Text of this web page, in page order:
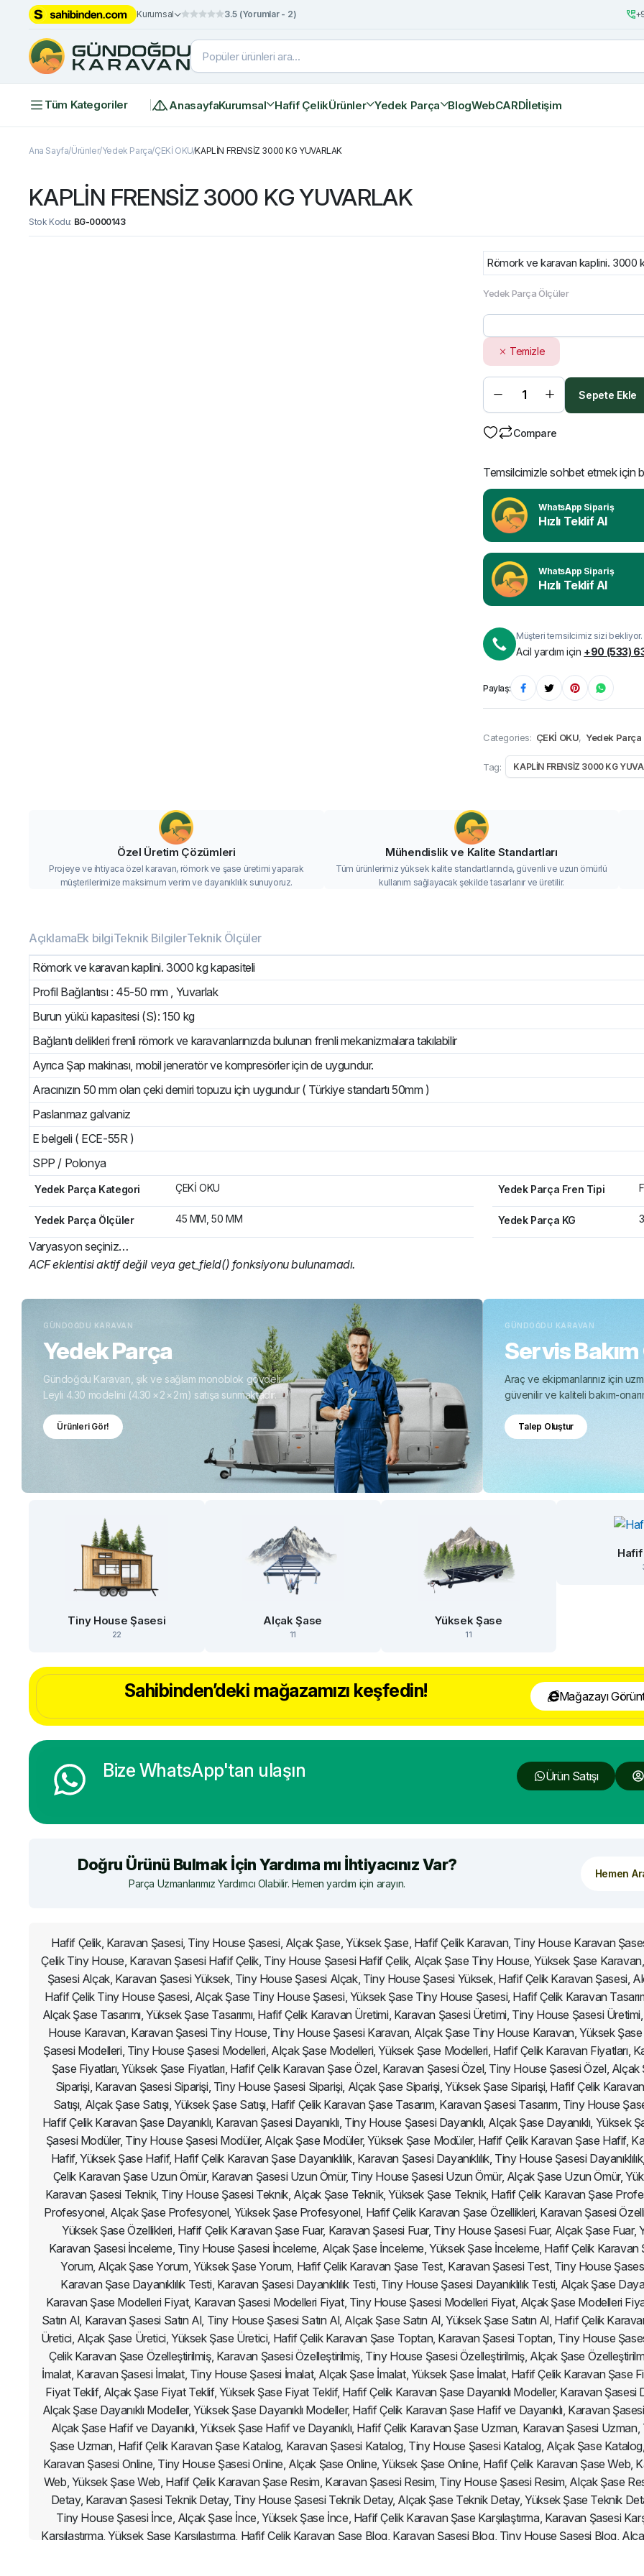
Kurumsal 3.5 (Yorumlar - 2)
Tüm Kategoriler AnasayfaKurumsal Hafif ÇelikÜrünler Yedek Parça BlogWebCARDİletişim
Ana Sayfa Ürünler Yedek Parça ÇEKİ OKU KAPLİN FRENSİZ 3000 KG YUVARLAK
KAPLİN FRENSİZ 3000 KG YUVARLAK
Stok Kodu: BG-0000143
Römork ve karavan kaplini. 3000
Yedek Parça Ölçüler
Temizle
Sepete Ekle
Compare
Temsilcimizle sohbet etmek için
WhatsApp Sipariş
Hızlı Teklif Al
WhatsApp Sipariş
Hızlı Teklif Al
Müşteri temsilcimiz sizi bekliyor.
Acil yardım için +90 (533)
Paylaş:
Categories: ÇEKİ OKU, Yedek Parça
Tag: KAPLİN FRENSİZ 3000 KG
Özel Üretim Çözümleri
Projeye ve ihtiyaca özel karavan, römork ve şase üretimi yaparak
müşterilerimize maksimum verim ve dayanıklılık sunuyoruz.
Mühendislik ve Kalite Standartları
Tüm ürünlerimiz yüksek kalite standartlarında, güvenli ve uzun ömürlü
kullanım sağlayacak şekilde tasarlanır ve üretilir.
AçıklamaEk bilgiTeknik BilgilerTeknik Ölçüler
Römork ve karavan kaplini. 3000 kg kapasiteli
Profil Bağlantısı : 45-50 mm , Yuvarlak
Burun yükü kapasitesi (S): 150 kg
Bağlantı delikleri frenli römork ve karavanlarınızda bulunan frenli mekanizmalara takılabilir
Ayrıca Şap makinası, mobil jeneratör ve kompresörler için de uygundur.
Aracınızın 50 mm olan çeki demiri topuzu için uygundur ( Türkiye standartı 50mm )
Paslanmaz galvaniz
E belgeli ( ECE-55R )
SPP / Polonya
Yedek Parça Kategori ÇEKİ OKU Yedek Parça Fren Tipi
Yedek Parça Ölçüler 45 MM, 50 MM Yedek Parça KG
Varyasyon seçiniz…
ACF eklentisi aktif değil veya get_field() fonksiyonu bulunamadı.
GÜNDOĞDU KARAVAN
Yedek Parça
Gündoğdu Karavan, şık ve sağlam monoblok gövdeli
Leyli 4.30 modelini (4.30 × 2 × 2 m) satışa sunmaktadır.
Ürünleri Gör!
GÜNDOĞDU KARAVAN
Servis Bakım
Araç ve ekipmanlarınız için
güvenilir ve kaliteli bakım-
Talep Oluştur
Tiny House Şasesi
22
Alçak Şase
11
Yüksek Şase
11
Sahibinden’deki mağazamızı keşfedin! Mağazayı
Bize WhatsApp'tan ulaşın Ürün Satışı
Doğru Ürünü Bulmak İçin Yardıma mı İhtiyacınız Var?
Parça Uzmanlarımız Yardımcı Olabilir. Hemen yardım için arayın.
Hemen
Hafif Çelik, Karavan Şasesi, Tiny House Şasesi, Alçak Şase, Yüksek Şase, Hafif Çelik Karavan, Tiny House Karavan
Çelik Tiny House, Karavan Şasesi Hafif Çelik, Tiny House Şasesi Hafif Çelik, Alçak Şase Tiny House, Yüksek Şase
Şasesi Alçak, Karavan Şasesi Yüksek, Tiny House Şasesi Alçak, Tiny House Şasesi Yüksek, Hafif Çelik Karavan Şasesi,
Hafif Çelik Tiny House Şasesi, Alçak Şase Tiny House Şasesi, Yüksek Şase Tiny House Şasesi, Hafif Çelik Karavan
Alçak Şase Tasarımı, Yüksek Şase Tasarımı, Hafif Çelik Karavan Üretimi, Karavan Şasesi Üretimi, Tiny House Şasesi
House Karavan, Karavan Şasesi Tiny House, Tiny House Şasesi Karavan, Alçak Şase Tiny House Karavan, Yüksek
Şasesi Modelleri, Tiny House Şasesi Modelleri, Alçak Şase Modelleri, Yüksek Şase Modelleri, Hafif Çelik Karavan Fiyatları,
Şase Fiyatları, Yüksek Şase Fiyatları, Hafif Çelik Karavan Şase Özel, Karavan Şasesi Özel, Tiny House Şasesi Özel,
Siparişi, Karavan Şasesi Siparişi, Tiny House Şasesi Siparişi, Alçak Şase Siparişi, Yüksek Şase Siparişi, Hafif Çelik
Satışı, Alçak Şase Satışı, Yüksek Şase Satışı, Hafif Çelik Karavan Şase Tasarım, Karavan Şasesi Tasarım, Tiny House
Hafif Çelik Karavan Şase Dayanıklı, Karavan Şasesi Dayanıklı, Tiny House Şasesi Dayanıklı, Alçak Şase Dayanıklı,
Şasesi Modüler, Tiny House Şasesi Modüler, Alçak Şase Modüler, Yüksek Şase Modüler, Hafif Çelik Karavan Şase Hafif,
Hafif, Yüksek Şase Hafif, Hafif Çelik Karavan Şase Dayanıklılık, Karavan Şasesi Dayanıklılık, Tiny House Şasesi
Çelik Karavan Şase Uzun Ömür, Karavan Şasesi Uzun Ömür, Tiny House Şasesi Uzun Ömür, Alçak Şase Uzun Ömür,
Karavan Şasesi Teknik, Tiny House Şasesi Teknik, Alçak Şase Teknik, Yüksek Şase Teknik, Hafif Çelik Karavan Şase
Profesyonel, Alçak Şase Profesyonel, Yüksek Şase Profesyonel, Hafif Çelik Karavan Şase Özellikleri, Karavan Şasesi
Yüksek Şase Özellikleri, Hafif Çelik Karavan Şase Fuar, Karavan Şasesi Fuar, Tiny House Şasesi Fuar, Alçak Şase
Karavan Şasesi İnceleme, Tiny House Şasesi İnceleme, Alçak Şase İnceleme, Yüksek Şase İnceleme, Hafif Çelik
Yorum, Alçak Şase Yorum, Yüksek Şase Yorum, Hafif Çelik Karavan Şase Test, Karavan Şasesi Test, Tiny House
Karavan Şase Dayanıklılık Testi, Karavan Şasesi Dayanıklılık Testi, Tiny House Şasesi Dayanıklılık Testi, Alçak Şase
Karavan Şase Modelleri Fiyat, Karavan Şasesi Modelleri Fiyat, Tiny House Şasesi Modelleri Fiyat, Alçak Şase Modelleri
Satın Al, Karavan Şasesi Satın Al, Tiny House Şasesi Satın Al, Alçak Şase Satın Al, Yüksek Şase Satın Al, Hafif Çelik
Üretici, Alçak Şase Üretici, Yüksek Şase Üretici, Hafif Çelik Karavan Şase Toptan, Karavan Şasesi Toptan, Tiny House
Çelik Karavan Şase Özelleştirilmiş, Karavan Şasesi Özelleştirilmiş, Tiny House Şasesi Özelleştirilmiş, Alçak Şase
İmalat, Karavan Şasesi İmalat, Tiny House Şasesi İmalat, Alçak Şase İmalat, Yüksek Şase İmalat, Hafif Çelik Karavan Şase
Fiyat Teklif, Alçak Şase Fiyat Teklif, Yüksek Şase Fiyat Teklif, Hafif Çelik Karavan Şase Dayanıklı Modeller, Karavan Şasesi
Alçak Şase Dayanıklı Modeller, Yüksek Şase Dayanıklı Modeller, Hafif Çelik Karavan Şase Hafif ve Dayanıklı, Karavan
Alçak Şase Hafif ve Dayanıklı, Yüksek Şase Hafif ve Dayanıklı, Hafif Çelik Karavan Şase Uzman, Karavan Şasesi
Şase Uzman, Hafif Çelik Karavan Şase Katalog, Karavan Şasesi Katalog, Tiny House Şasesi Katalog, Alçak Şase
Karavan Şasesi Online, Tiny House Şasesi Online, Alçak Şase Online, Yüksek Şase Online, Hafif Çelik Karavan Şase
Web, Yüksek Şase Web, Hafif Çelik Karavan Şase Resim, Karavan Şasesi Resim, Tiny House Şasesi Resim, Alçak Şase
Detay, Karavan Şasesi Teknik Detay, Tiny House Şasesi Teknik Detay, Alçak Şase Teknik Detay, Yüksek Şase Teknik
Tiny House Şasesi İnce, Alçak Şase İnce, Yüksek Şase İnce, Hafif Çelik Karavan Şase Karşılaştırma, Karavan Şasesi
Karşılaştırma, Yüksek Şase Karşılaştırma, Hafif Çelik Karavan Şase Blog, Karavan Şasesi Blog, Tiny House Şasesi Blog,